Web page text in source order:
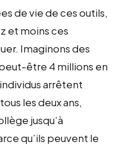
de vie de ces outils,
et moins ces
Imaginons des
être 4 millions en
arrêtent
les deux ans,
jusqu’à
qu’ils peuvent le